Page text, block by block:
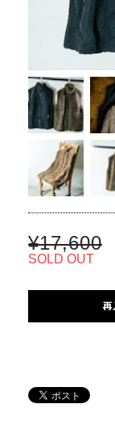
¥17,600
SOLD OUT
再